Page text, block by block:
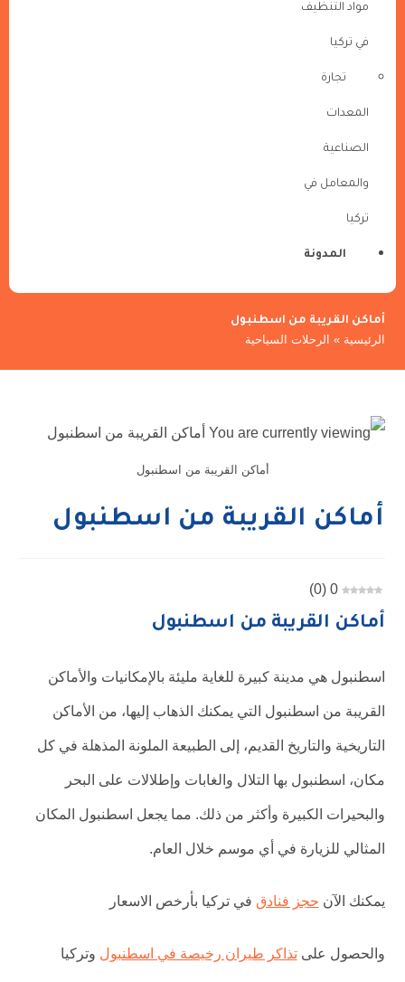
مواد التنظيف
في تركيا
تجارة
المعدات
الصناعية
والمعامل في
تركيا
المدونة
أماكن القريبة من اسطنبول
الرئيسية » الرحلات السياحية
أماكن القريبة من اسطنبول
أماكن القريبة من اسطنبول
0
(
0
)
أماكن القريبة من اسطنبول
اسطنبول هي مدينة كبيرة للغاية مليئة بالإمكانيات والأماكن
القريبة من اسطنبول التي يمكنك الذهاب إليها، من الأماكن
التاريخية والتاريخ القديم، إلى الطبيعة الملونة المذهلة في كل
مكان، اسطنبول بها التلال والغابات وإطلالات على البحر
والبحيرات الكبيرة وأكثر من ذلك. مما يجعل اسطنبول المكان
المثالي للزيارة في أي موسم خلال العام.
يمكنك الآن حجز فنادق في تركيا بأرخص الاسعار
والحصول علىتذاكر طيران رخيصة في اسطنبول وتركيا